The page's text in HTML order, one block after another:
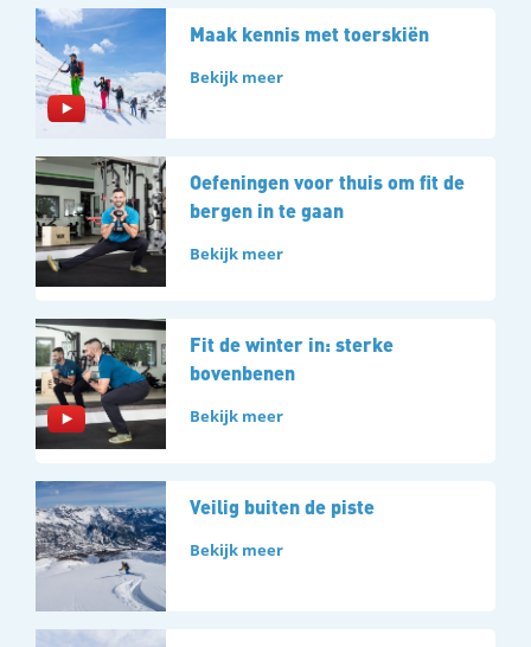
Maak kennis met toerskiën
Bekijk meer
Oefeningen voor thuis om fit de
bergen in te gaan
Bekijk meer
Fit de winter in: sterke
bovenbenen
Bekijk meer
Veilig buiten de piste
Bekijk meer